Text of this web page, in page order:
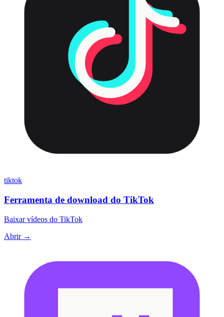
tiktok
Ferramenta de download do TikTok
Baixar vídeos do TikTok
Abrir →